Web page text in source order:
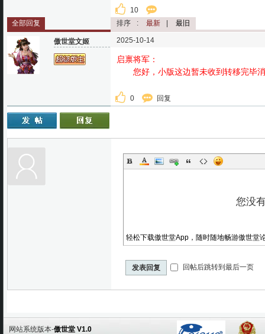
10
全部回复
排序 : 最新 最旧
傲世堂文姬 2025-10-14
启禀将军：
您好，小版这边暂未收到转移完毕消
0 回复
轻松下载傲世堂App，随时随地畅游傲世堂
发表回复 回帖后跳转到最后一页
网站系统版本-傲世堂 V1.0